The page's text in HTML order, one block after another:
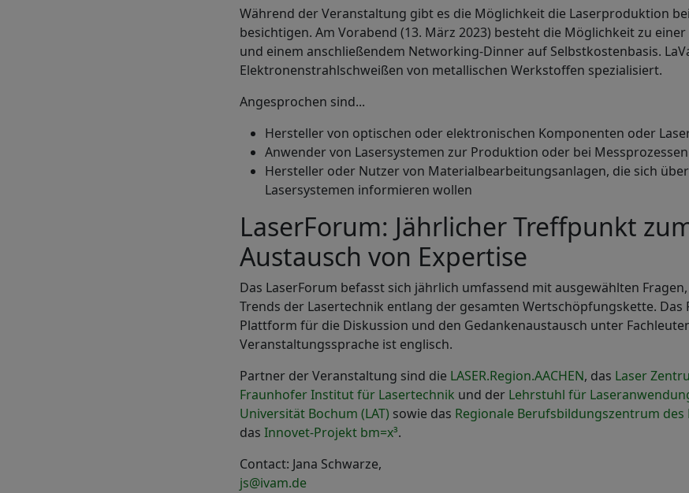
Während der Veranstaltung gibt es die Möglichkeit die Laserproduktion
besichtigen. Am Vorabend (13. März 2023) besteht die Möglichkeit zu
und einem anschließendem Networking-Dinner auf Selbstkostenbasis.
Elektronenstrahlschweißen von metallischen Werkstoffen spezialisiert.
Angesprochen sind...
Hersteller von optischen oder elektronischen Komponenten oder
Anwender von Lasersystemen zur Produktion oder bei Messprozessen
Hersteller oder Nutzer von Materialbearbeitungsanlagen, die sich
Lasersystemen informieren wollen
LaserForum: Jährlicher Treffpunkt
Austausch von Expertise
Das LaserForum befasst sich jährlich umfassend mit ausgewählten
Trends der Lasertechnik entlang der gesamten Wertschöpfungskette. Das
Plattform für die Diskussion und den Gedankenaustausch unter
Veranstaltungssprache ist englisch.
Partner der Veranstaltung sind die LASER.Region.AACHEN, das Laser
Fraunhofer Institut für Lasertechnik und der Lehrstuhl für
Universität Bochum (LAT) sowie das Regionale Berufsbildungszentrum des
das Innovet-Projekt bm=x³.
Contact: Jana Schwarze,
js@ivam.de